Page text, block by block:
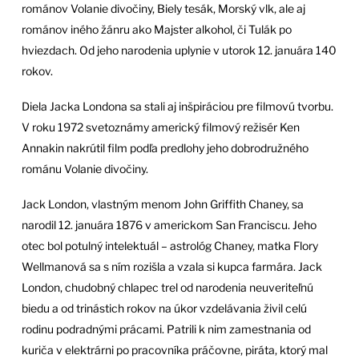
románov Volanie divočiny, Biely tesák, Morský vlk, ale aj
románov iného žánru ako Majster alkohol, či Tulák po
hviezdach. Od jeho narodenia uplynie v utorok 12. januára 140
rokov.
Diela Jacka Londona sa stali aj inšpiráciou pre filmovú tvorbu.
V roku 1972 svetoznámy americký filmový režisér Ken
Annakin nakrútil film podľa predlohy jeho dobrodružného
románu Volanie divočiny.
Jack London, vlastným menom John Griffith Chaney, sa
narodil 12. januára 1876 v americkom San Franciscu. Jeho
otec bol potulný intelektuál – astrológ Chaney, matka Flory
Wellmanová sa s ním rozišla a vzala si kupca farmára. Jack
London, chudobný chlapec trel od narodenia neuveriteľnú
biedu a od trinástich rokov na úkor vzdelávania živil celú
rodinu podradnými prácami. Patrili k nim zamestnania od
kuriča v elektrárni po pracovníka práčovne, piráta, ktorý mal